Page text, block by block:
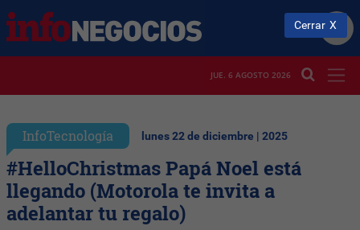
JUE. 6 AGOSTO 2026
InfoTecnología lunes 22 de diciembre | 2025
#HelloChristmas Papá Noel está
llegando (Motorola te invita a
adelantar tu regalo)
Cerrar